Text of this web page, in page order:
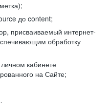
до content;
присваиваемый интернет-
обработку
кабинете
на Сайте;